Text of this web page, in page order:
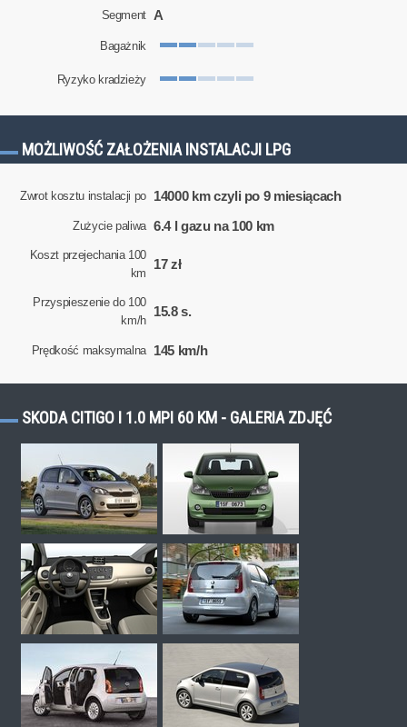
Segment A
Bagażnik
Ryzyko kradzieży
MOŻLIWOŚĆ ZAŁOŻENIA INSTALACJI LPG
Zwrot kosztu instalacji po 14000 km czyli po 9 miesiącach
Zużycie paliwa 6.4 l gazu na 100 km
Koszt przejechania 100
km
17 zł
Przyspieszenie do 100
km/h
15.8 s.
Prędkość maksymalna 145 km/h
SKODA CITIGO I 1.0 MPI 60 KM - GALERIA ZDJĘĆ